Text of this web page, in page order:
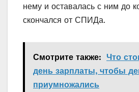
нему и оставалась с ним до
скончался от СПИДа.
Смотрите также: Что
день зарплаты, чтобы
приумножались